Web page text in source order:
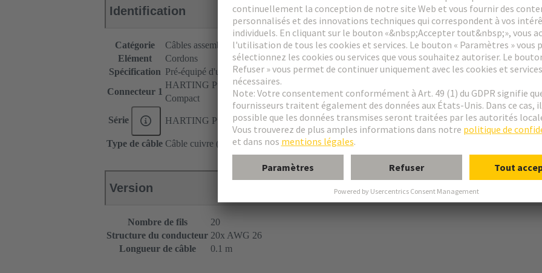
Identification
Catégorie
Câbles assemblés
Elément
Cordons
Spécification Pré-équipé d'un côté
Connecteur 1
HARTING PushPull (V4) Plastique
Compact
Série HARTING PushPull (V4)
Type de câble Câble cuivre (rond)
Version
Nombre de fils
20
Structure du conducteur 20x AWG 26
Longueur de câble
0.1 m